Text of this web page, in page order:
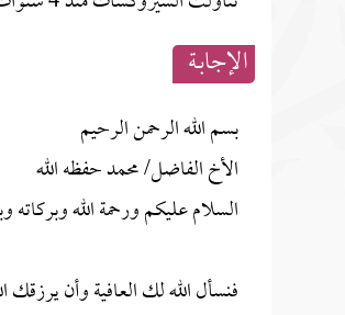
الإجابــة
بسم الله الرحمن الرحيم
الأخ الفاضل/ محمد حفظه الله
السلام عليكم ورحمة الله وبركاته
فنسأل الله لك العافية وأن يرزقك